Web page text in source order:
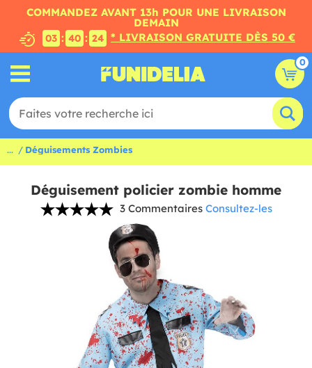
COMMANDEZ AVANT 13h POUR UNE LIVRAISON
DEMAIN
03 : 40 : 23 * LIVRAISON GRATUITE DÈS 50 €
0
... Déguisements Zombies
Déguisement policier zombie homme
3 Commentaires Consultez-les